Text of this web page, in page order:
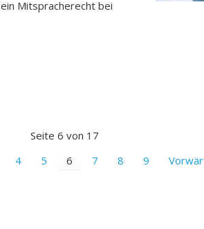
Mitspracherecht bei
Seite 6 von 17
4 5 6 7 8 9